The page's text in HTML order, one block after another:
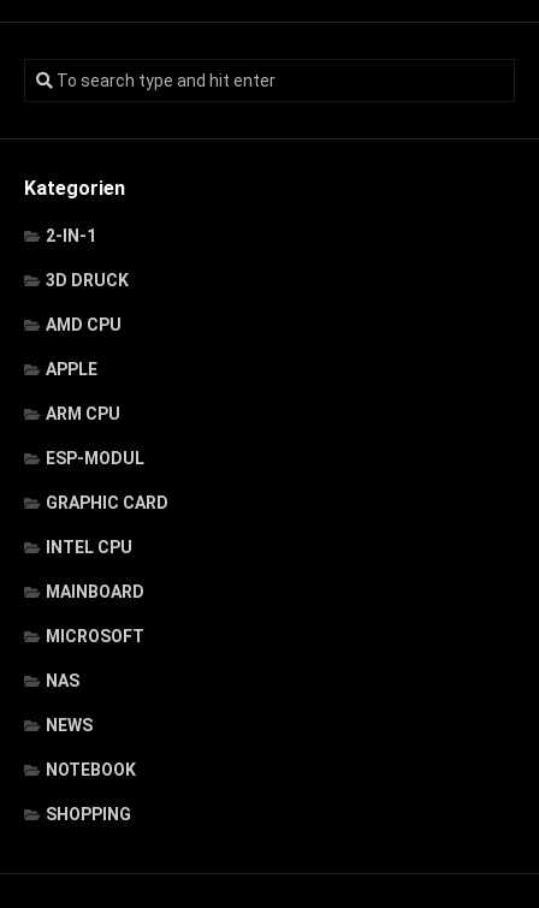
Kategorien
2-IN-1
3D DRUCK
AMD CPU
APPLE
ARM CPU
ESP-MODUL
GRAPHIC CARD
INTEL CPU
MAINBOARD
MICROSOFT
NAS
NEWS
NOTEBOOK
SHOPPING